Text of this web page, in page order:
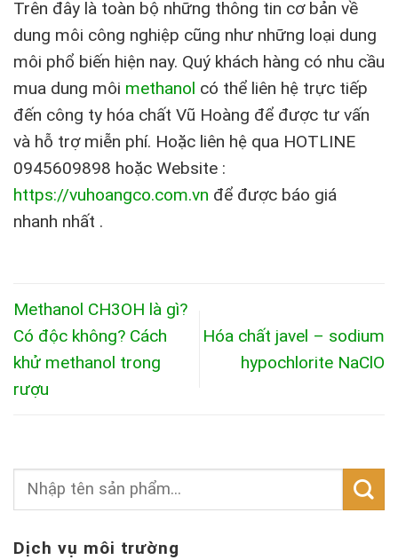
Trên đây là toàn bộ những thông tin cơ bản về
dung môi công nghiệp cũng như những loại dung
môi phổ biến hiện nay. Quý khách hàng có nhu cầu
mua dung môi methanol có thể liên hệ trực tiếp
đến công ty hóa chất Vũ Hoàng để được tư vấn
và hỗ trợ miễn phí. Hoặc liên hệ qua HOTLINE
0945609898 hoặc Website :
https://vuhoangco.com.vn để được báo giá
nhanh nhất .
Methanol CH3OH là gì?
Có độc không? Cách
khử methanol trong
rượu
Hóa chất javel – sodium
hypochlorite NaClO
Dịch vụ môi trường